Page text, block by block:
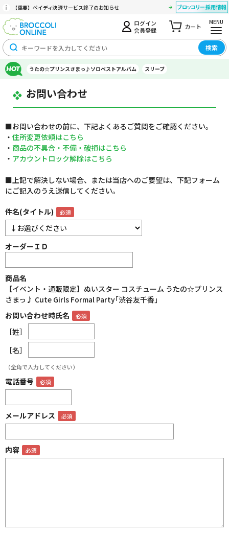
【重要】ペイディ決済サービス終了のお知らせ
ログイン
会員登録
カート
MENU
検索
うたの☆プリンスさまっ♪ソロベストアルバム スリーブ
お問い合わせ
■お問い合わせの前に、下記よくあるご質問をご確認ください。
・ 住所変更依頼はこちら
・ 商品の不具合・不備・破損はこちら
・ アカウントロック解除はこちら
■上記で解決しない場合、または当店へのご要望は、下記フォーム
にご記入のうえ送信してください。
件名(タイトル)
オーダーＩＤ
商品名
【イベント・通販限定】ぬいスター コスチューム うたの☆プリンス
さまっ♪ Cute Girls Formal Party｢渋谷友千香｣
お問い合わせ時氏名
［姓］
［名］
（全角で入力してください）
電話番号
メールアドレス
内容